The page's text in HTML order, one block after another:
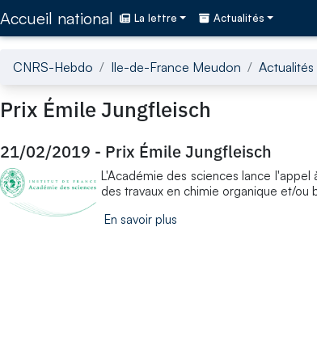
Accueil national La lettre Actualités
CNRS-Hebdo Ile-de-France Meudon Actualités
Prix Émile Jungfleisch
21/02/2019 - Prix Émile Jungfleisch
L'Académie des sciences lance
des travaux en chimie organique et/
En savoir plus